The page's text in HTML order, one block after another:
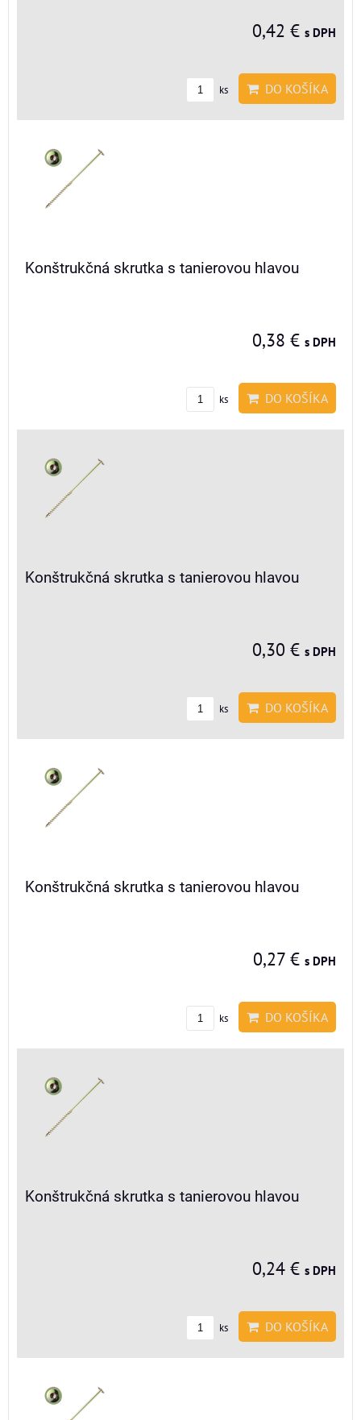
0,42 € s DPH
ks DO KOŠÍKA
Konštrukčná skrutka s tanierovou hlavou
0,38 € s DPH
ks DO KOŠÍKA
Konštrukčná skrutka s tanierovou hlavou
0,30 € s DPH
ks DO KOŠÍKA
Konštrukčná skrutka s tanierovou hlavou
0,27 € s DPH
ks DO KOŠÍKA
Konštrukčná skrutka s tanierovou hlavou
0,24 € s DPH
ks DO KOŠÍKA